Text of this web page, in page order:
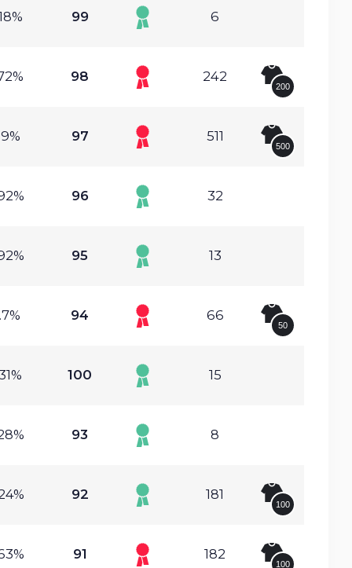
99 6
98 242
200
97 511
500
96 32
95 13
94 66
50
100 15
93 8
92 181
100
91 182
100